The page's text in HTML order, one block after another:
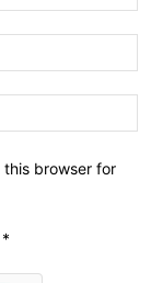
this browser for
*